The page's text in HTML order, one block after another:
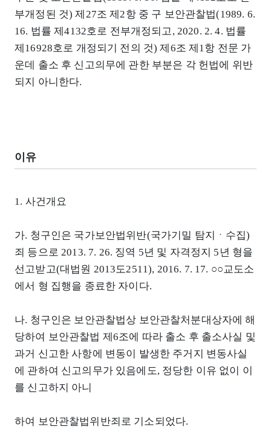
부개정된 것) 제27조 제2항 중 구 보안관찰법(1989. 6.
16. 법률 제4132호로 전부개정되고, 2020. 2. 4. 법률
제16928호로 개정되기 전의 것) 제6조 제1항 전문 가
운데 출소 후 신고의무에 관한 부분은 각 헌법에 위반
되지 아니한다.
이유
1. 사건개요
가. 청구인은 국가보안법위반(국가기밀 탐지ㆍ수집)
죄 등으로 2013. 7. 26. 징역 5년 및 자격정지 5년 형을
선고받고(대법원 2013도2511), 2016. 7. 17. ○○교도소
에서 형 집행을 종료한 자이다.
나. 청구인은 보안관찰법상 보안관찰처분대상자에 해
당하여 보안관찰법 제6조에 따라 출소 후 출소사실 및
과거 신고한 사항에 변동이 발생한 주거지 변동사실
에 관하여 신고의무가 있음에도, 정당한 이유 없이 이
를 신고하지 아니
하여 보안관찰법위반죄로 기소되었다.